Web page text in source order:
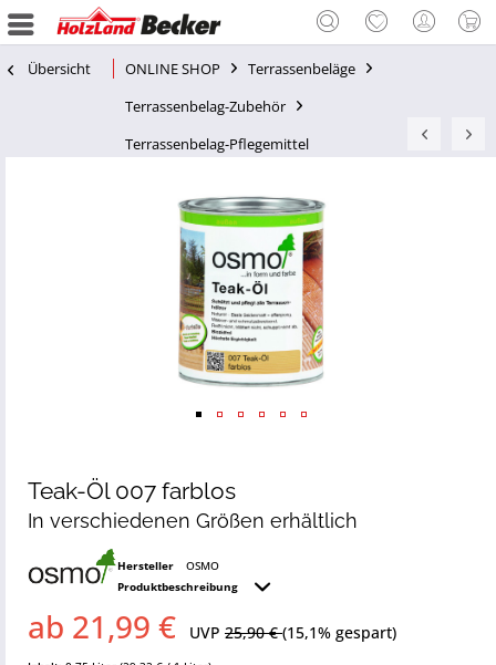
Übersicht ONLINE SHOP
Terrassenbeläge
Terrassenbelag-Zubehör
Terrassenbelag-Pflegemittel
Teak-Öl 007 farblos
In verschiedenen Größen erhältlich
Hersteller
OSMO
Produktbeschreibung
ab 21,99 € UVP 25,90 €(15,1% gespart)